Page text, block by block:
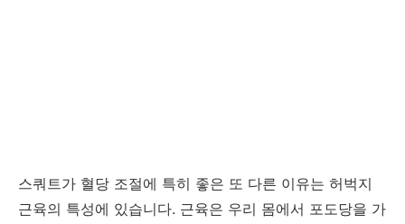
스쿼트가 혈당 조절에 특히 좋은 또 다른 이유는 허벅지
근육의 특성에 있습니다. 근육은 우리 몸에서 포도당을 가